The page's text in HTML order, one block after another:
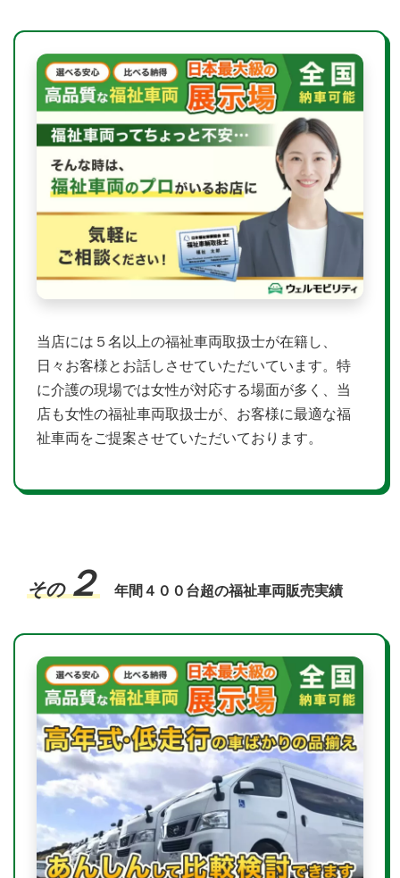
当店には５名以上の福祉車両取扱士が在籍し、
日々お客様とお話しさせていただいています。特
に介護の現場では女性が対応する場面が多く、当
店も女性の福祉車両取扱士が、お客様に最適な福
祉車両をご提案させていただいております。
その２ 年間４００台超の福祉車両販売実績